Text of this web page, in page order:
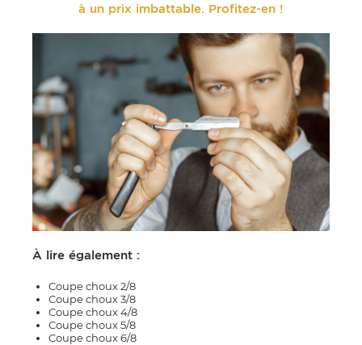
à un prix imbattable. Profitez-en !
À lire également :
Coupe choux 2/8
Coupe choux 3/8
Coupe choux 4/8
Coupe choux 5/8
Coupe choux 6/8